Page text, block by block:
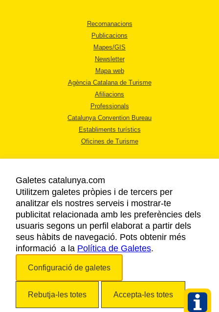
Recomanacions
Publicacions
Mapes/GIS
Newsletter
Mapa web
Agència Catalana de Turisme
Afiliacions
Professionals
Catalunya Convention Bureau
Establiments turístics
Oficines de Turisme
AVÍS LEGAL
POLÍTICA DE PRIVACITAT
COOKIES
ACCESSIBILITAT
Galetes catalunya.com
Utilitzem galetes pròpies i de tercers per
analitzar els nostres serveis i mostrar-te
publicitat relacionada amb les preferències dels
usuaris segons un perfil elaborat a partir dels
seus hàbits de navegació. Pots obtenir més
informació a la Política de Galetes.
Configuració de galetes
Rebutja-les totes Accepta-les totes